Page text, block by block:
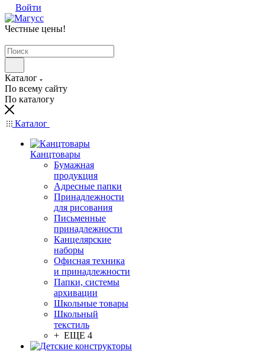
Войти
Честные цены!
Каталог
По всему сайту
По каталогу
Каталог
Канцтовары
Бумажная
продукция
Адресные папки
Принадлежности
для рисования
Письменные
принадлежности
Канцелярские
наборы
Офисная техника
и принадлежности
Папки, системы
архивации
Школьные товары
Школьный
текстиль
+ ЕЩЕ 4